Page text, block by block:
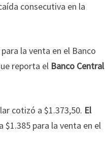
consecutiva en la
la venta en el Banco
reporta el Banco Central
cotizó a $1.373,50. El
para la venta en el